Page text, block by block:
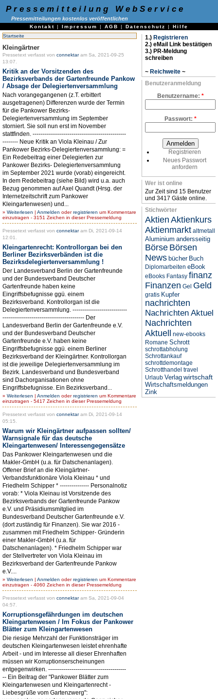
Pressemitteilung WebService
Pressemitteilungen kostenlos veröffentlichen
Kontakt | Impressum | AGB | Datenschutz | Hilfe
Startseite
Kleingärtner
Pressetext verfasst von connektaram Sa, 2021-09-25
13:07.
Kritik an der Vorsitzenden des
Bezirksverbands der Gartenfreunde Pankow
/ Absage der Delegiertenversammlung
Nach vorangegangenen (z.T. erbittert
ausgetragenen) Differenzen wurde der Termin
für die Pankower Bezirks-
Delegiertenversammlung im September
storniert. Sie soll nun erst im November
stattfinden. ------------------------------------------------
-------- Neue Kritik an Viola Kleinau / Zur
Pankower Bezirks-Delegiertenversammlung: =
Ein Redebeitrag einer Delegierten zur
Pankower Bezirks- Delegiertenversammlung
im September 2021 wurde (vorab) eingereicht.
In dem Redebeitrag (siehe Bild) wird u.a. auch
Bezug genommen auf Axel Quandt (Hrsg. der
Internetzeitschrift zum Pankower
Kleingartenwesen) und...
» Weiterlesen | Anmelden oderregistrieren um Kommentare
einzutragen - 3151 Zeichen in dieser Pressemeldung
Pressetext verfasst von connektaram Di, 2021-09-14
12:01.
Kleingartenrecht: Kontrollorgan bei den
Berliner Bezirksverbänden ist die
Bezirksdelegiertenversammlung !
Der Landesverband Berlin der Gartenfreunde
und der Bundesverband Deutscher
Gartenfreunde haben keine
Eingriffsbefugnisse ggü. einem
Bezirksverband. Kontrollorgan ist die
Delegiertenversammlung. ----------------------------
------------------------------------------ Der
Landesverband Berlin der Gartenfreunde e.V.
und der Bundesverband Deutscher
Gartenfreunde e.V. haben keine
Eingriffsbefugnisse ggü. einem Berliner
Bezirksverband der Kleingärtner. Kontrollorgan
ist die jeweilige Delegiertenversammlung im
Bezirk. Landesverband und Bundesverband
sind Dachorganisationen ohne
Eingriffsbefugnisse. Ein Bezirksverband...
» Weiterlesen | Anmelden oderregistrieren um Kommentare
einzutragen - 5417 Zeichen in dieser Pressemeldung
Pressetext verfasst von connektaram Di, 2021-09-14
05:15.
Warum wir Kleingärtner aufpassen sollten/
Warnsignale für das deutsche
Kleingartenwesen/ Interessengegensätze
Das Pankower Kleingartenwesen und die
Makler-GmbH (u.a. für Datschenanlagen).
Offener Brief an die Kleingärtner-
Verbandsfunktionäre Viola Kleinau * und
Friedhelm Schipper * --------------- Personalnotiz
vorab: * Viola Kleinau ist Vorsitzende des
Bezirksverbands der Gartenfreunde Pankow
e.V. und Präsidiumsmitglied im
Bundesverband Deutscher Gartenfreunde e.V.
(dort zuständig für Finanzen). Sie war 2016 -
zusammen mit Friedhelm Schipper- Gründerin
einer Makler-GmbH (u.a. für
Datschenanlagen). * Friedhelm Schipper war
der Stellvertreter von Viola Kleinau im
Bezirksverband der Gartenfreunde Pankow
e.V....
» Weiterlesen | Anmelden oderregistrieren um Kommentare
einzutragen - 4060 Zeichen in dieser Pressemeldung
Pressetext verfasst von connektaram Sa, 2021-09-04
04:57.
Korruptionsgefährdungen im deutschen
Kleingartenwesen / Im Fokus der Pankower
Blätter zum Kleingartenwesen
Die riesige Mehrzahl der Funktionsträger im
deutschen Kleingartenwesen leistet ehrenhafte
Arbeit - und im Interesse all dieser Ehrenhaften
müssen wir Korruptionserscheinungen
entgegenwirken. ----------------------------------------
-- Ein Beitrag der "Pankower Blätter zum
Kleingartenwesen und Kleingartenrecht -
Liebesgrüße vom Gartenzwerg":
1.) Registrieren
2.) eMail Link bestätigen
3.) PR-Meldung
schreiben
~ Reichweite ~
Benutzeranmeldung
Benutzername: *
Passwort: *
Registrieren
Neues Passwort
anfordern
Wer ist online
Zur Zeit sind 15 Benutzer
und 3417 Gäste online.
Stichwörter
Aktien Aktienkurs
Aktienmarkt altmetall
Aluminium andersseitig
Börse Börsen
News bücher Buch
Diplomarbeiten eBook
eBooks Fantasy finanz
Finanzen Gel Geld
gratis Kupfer
nachrichten
Nachrichten Aktuel
Nachrichten
Aktuell
new-ebooks
Romane Schrott
schrottabholung
Schrottankauf
schrottdemontage
Schrotthandel travel
Urlaub Verlag wirtschaft
Wirtschaftsmeldungen
Zink